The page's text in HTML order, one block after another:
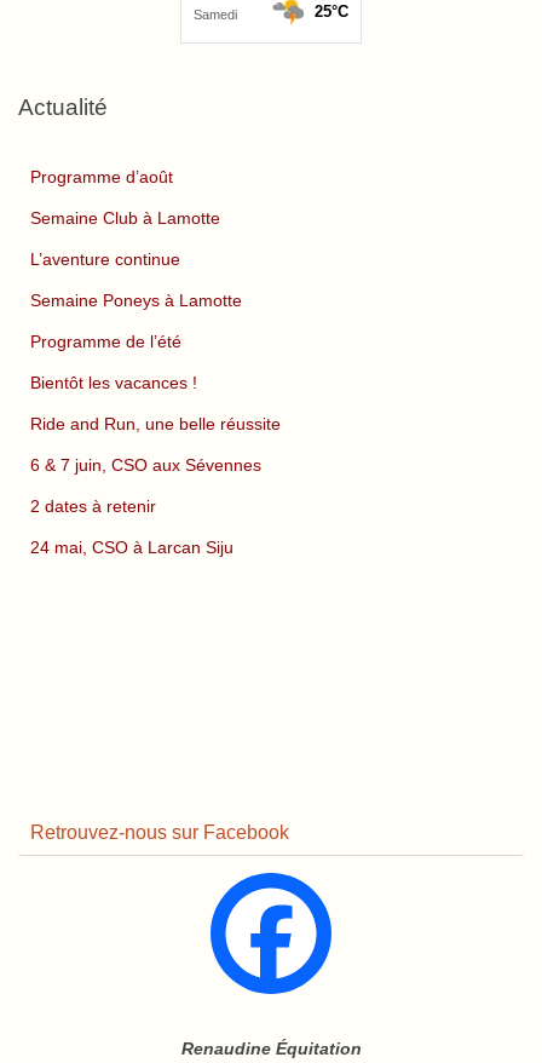
Actualité
Programme d’août
Semaine Club à Lamotte
L’aventure continue
Semaine Poneys à Lamotte
Programme de l’été
Bientôt les vacances !
Ride and Run, une belle réussite
6 & 7 juin, CSO aux Sévennes
2 dates à retenir
24 mai, CSO à Larcan Siju
Retrouvez-nous sur Facebook
Renaudine Équitation